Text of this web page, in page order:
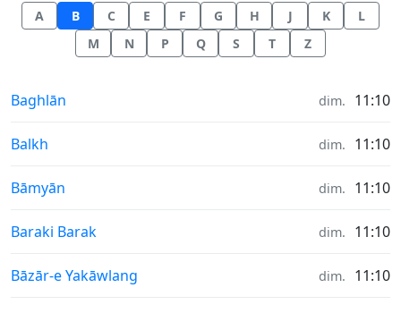
A B C E F G H J K
L
M
N P Q S T Z
Heure à
Baghlān dim. 11:10
Heure à
Balkh dim. 11:10
Heure à
Bāmyān dim. 11:10
Heure à
Baraki Barak dim. 11:10
Heure à
Bāzār-e Yakāwlang dim. 11:10